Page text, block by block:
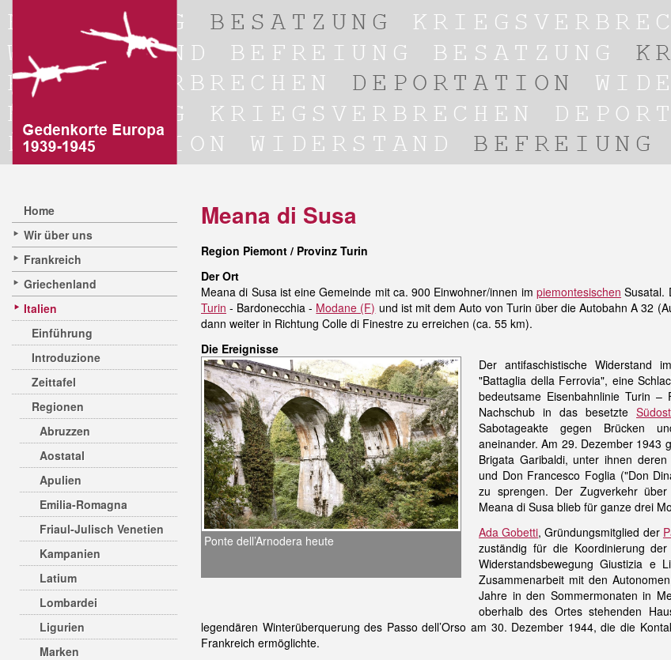
Home
Wir über uns
Frankreich
Griechenland
Italien
Einführung
Introduzione
Zeittafel
Regionen
Abruzzen
Aostatal
Apulien
Emilia-Romagna
Friaul-Julisch Venetien
Kampanien
Latium
Lombardei
Ligurien
Marken
Meana di Susa
Region Piemont / Provinz Turin
Der Ort
Meana di Susa ist eine Gemeinde mit ca. 900 Einwohner/innen impiemontesischen Susatal.
Turin - Bardonecchia - Modane (F) und ist mit dem Auto von Turin über die Autobahn A 32
dann weiter in Richtung Colle di Finestre zu erreichen (ca. 55 km).
Die Ereignisse
Ponte dell’Arnodera heute
Der antifaschistische Widerstand
"Battaglia della Ferrovia", eine
bedeutsame Eisenbahnlinie Turin
Nachschub in das besetzte
Sabotageakte gegen Brücken
aneinander. Am 29. Dezember 1943
Brigata Garibaldi, unter ihnen
und Don Francesco Foglia ("Don
zu sprengen. Der Zugverkehr
Meana di Susa blieb für ganze drei
Ada Gobetti, Gründungsmitglied der
zuständig für die Koordinierung
Widerstandsbewegung Giustizia
Zusammenarbeit mit den
Jahre in den Sommermonaten in
oberhalb des Ortes stehenden
legendären Winterüberquerung des Passo dell’Orso am 30. Dezember 1944, die die
Frankreich ermöglichte.